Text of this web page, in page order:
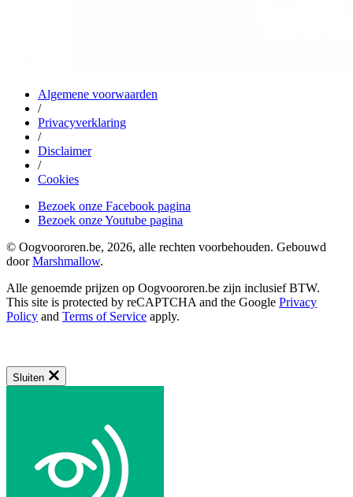
Algemene voorwaarden
/
Privacyverklaring
/
Disclaimer
/
Cookies
Bezoek onze Facebook pagina
Bezoek onze Youtube pagina
© Oogvoororen.be, 2026, alle rechten voorbehouden. Gebouwd
doorMarshmallow.
Alle genoemde prijzen op Oogvoororen.be zijn inclusief BTW.
This site is protected by reCAPTCHA and the Google Privacy
Policy and Terms of Service apply.
Sluiten